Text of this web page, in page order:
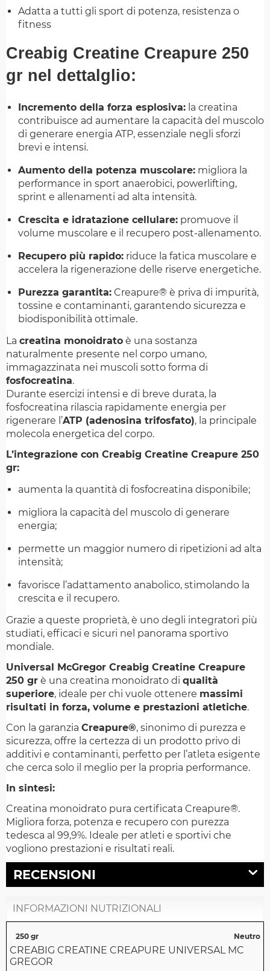
Adatta a tutti gli sport di potenza, resistenza o
fitness
Creabig Creatine Creapure 250
gr nel dettalglio:
Incremento della forza esplosiva: la creatina
contribuisce ad aumentare la capacità del muscolo
di generare energia ATP, essenziale negli sforzi
brevi e intensi.
Aumento della potenza muscolare: migliora la
performance in sport anaerobici, powerlifting,
sprint e allenamenti ad alta intensità.
Crescita e idratazione cellulare: promuove il
volume muscolare e il recupero post-allenamento.
Recupero più rapido: riduce la fatica muscolare e
accelera la rigenerazione delle riserve energetiche.
Purezza garantita: Creapure® è priva di impurità,
tossine e contaminanti, garantendo sicurezza e
biodisponibilità ottimale.
La creatina monoidrato è una sostanza
naturalmente presente nel corpo umano,
immagazzinata nei muscoli sotto forma di
fosfocreatina.
Durante esercizi intensi e di breve durata, la
fosfocreatina rilascia rapidamente energia per
rigenerare l’ATP (adenosina trifosfato), la principale
molecola energetica del corpo.
L’integrazione con Creabig Creatine Creapure 250
gr:
aumenta la quantità di fosfocreatina disponibile;
migliora la capacità del muscolo di generare
energia;
permette un maggior numero di ripetizioni ad alta
intensità;
favorisce l’adattamento anabolico, stimolando la
crescita e il recupero.
Grazie a queste proprietà, è uno degli integratori più
studiati, efficaci e sicuri nel panorama sportivo
mondiale.
Universal McGregor Creabig Creatine Creapure
250 gr è una creatina monoidrato di qualità
superiore, ideale per chi vuole ottenere massimi
risultati in forza, volume e prestazioni atletiche.
Con la garanzia Creapure®, sinonimo di purezza e
sicurezza, offre la certezza di un prodotto privo di
additivi e contaminanti, perfetto per l’atleta esigente
che cerca solo il meglio per la propria performance.
In sintesi:
Creatina monoidrato pura certificata Creapure®.
Migliora forza, potenza e recupero con purezza
tedesca al 99,9%. Ideale per atleti e sportivi che
vogliono prestazioni e risultati reali.
RECENSIONI
INFORMAZIONI NUTRIZIONALI
250 gr Neutro
CREABIG CREATINE CREAPURE UNIVERSAL MC
GREGOR